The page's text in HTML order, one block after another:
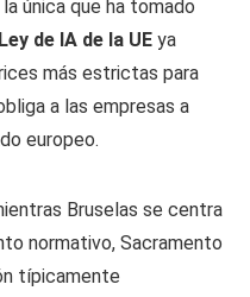
única que ha tomado
Ley de IA de la UE ya
más estrictas para
a las empresas a
europeo.
Bruselas se centra
normativo, Sacramento
típicamente